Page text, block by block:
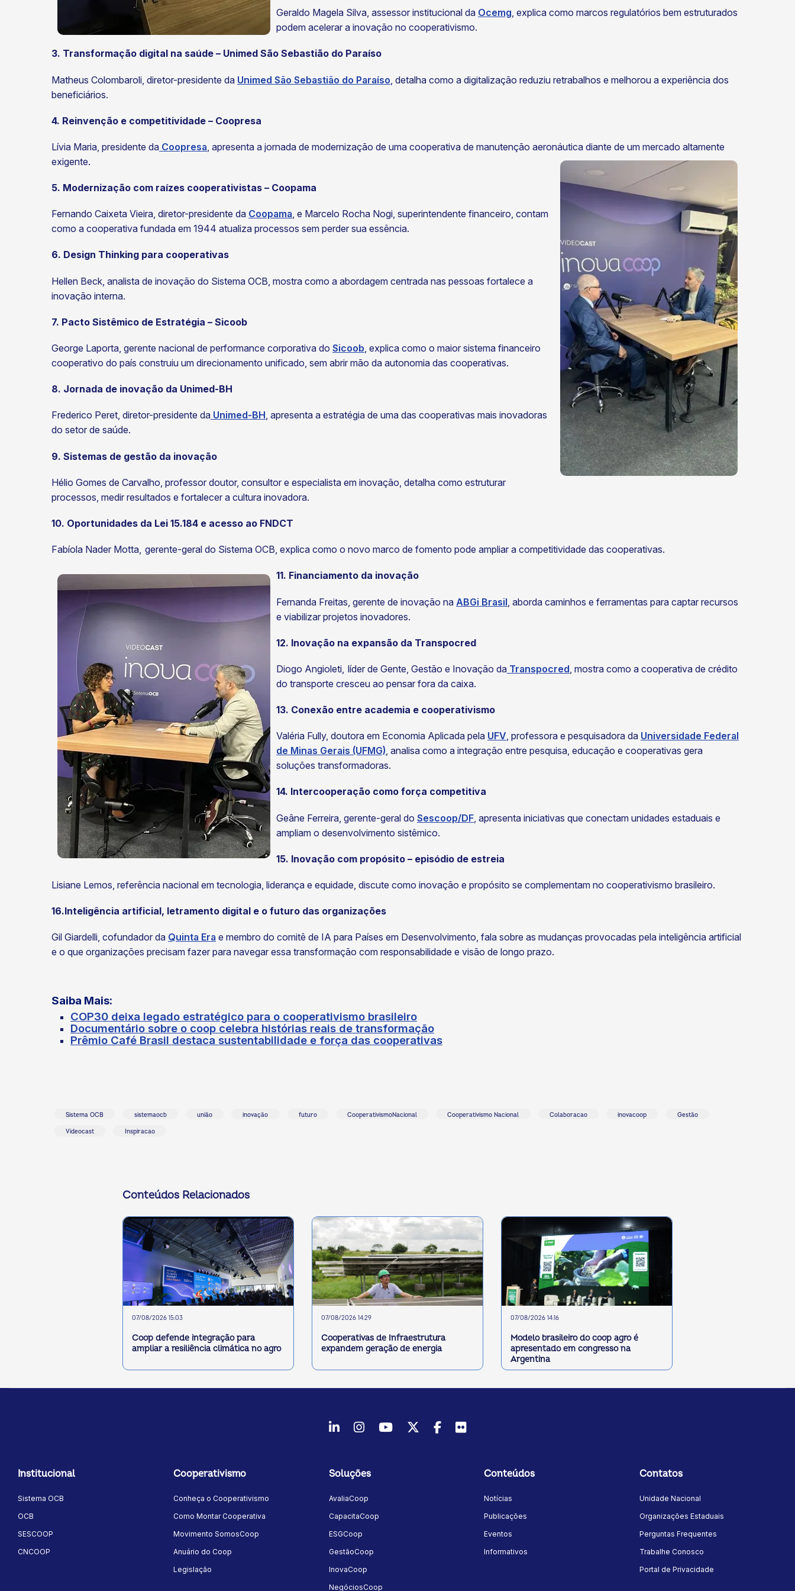
Geraldo Magela Silva, assessor institucional da Ocemg, explica como marcos regulatórios bem estruturados
podem acelerar a inovação no cooperativismo.
3. Transformação digital na saúde – Unimed São Sebastião do Paraíso
Matheus Colombaroli, diretor-presidente da Unimed São Sebastião do Paraíso , detalha como a digitalização reduziu retrabalhos e melhorou a experiência dos
beneficiários.
4. Reinvenção e competitividade – Coopresa
Lívia Maria, presidente da Coopresa , apresenta a jornada de modernização de uma cooperativa de manutenção aeronáutica diante de um mercado altamente
exigente.
5. Modernização com raízes cooperativistas – Coopama
Fernando Caixeta Vieira, diretor-presidente da Coopama, e Marcelo Rocha Nogi, superintendente financeiro, contam
como a cooperativa fundada em 1944 atualiza processos sem perder sua essência.
6. Design Thinking para cooperativas
Hellen Beck, analista de inovação do Sistema OCB, mostra como a abordagem centrada nas pessoas fortalece a
inovação interna.
7. Pacto Sistêmico de Estratégia – Sicoob
George Laporta, gerente nacional de performance corporativa do Sicoob, explica como o maior sistema financeiro
cooperativo do país construiu um direcionamento unificado, sem abrir mão da autonomia das cooperativas.
8. Jornada de inovação da Unimed-BH
Frederico Peret, diretor-presidente da Unimed-BH, apresenta a estratégia de uma das cooperativas mais inovadoras
do setor de saúde.
9. Sistemas de gestão da inovação
Hélio Gomes de Carvalho, professor doutor, consultor e especialista em inovação, detalha como estruturar
processos, medir resultados e fortalecer a cultura inovadora.
10. Oportunidades da Lei 15.184 e acesso ao FNDCT
Fabíola Nader Motta, gerente-geral do Sistema OCB, explica como o novo marco de fomento pode ampliar a competitividade das cooperativas.
11. Financiamento da inovação
Fernanda Freitas, gerente de inovação na ABGi Brasil , aborda caminhos e ferramentas para captar recursos
e viabilizar projetos inovadores.
12. Inovação na expansão da Transpocred
Diogo Angioleti, líder de Gente, Gestão e Inovação da Transpocred , mostra como a cooperativa de crédito
do transporte cresceu ao pensar fora da caixa.
13. Conexão entre academia e cooperativismo
Valéria Fully, doutora em Economia Aplicada pela UFV, professora e pesquisadora da Universidade Federal
de Minas Gerais (UFMG), analisa como a integração entre pesquisa, educação e cooperativas gera
soluções transformadoras.
14. Intercooperação como força competitiva
Geâne Ferreira, gerente-geral do Sescoop/DF , apresenta iniciativas que conectam unidades estaduais e
ampliam o desenvolvimento sistêmico.
15. Inovação com propósito – episódio de estreia
Lisiane Lemos, referência nacional em tecnologia, liderança e equidade, discute como inovação e propósito se complementam no cooperativismo brasileiro.
16.Inteligência artificial, letramento digital e o futuro das organizações
Gil Giardelli, cofundador da Quinta Era e membro do comitê de IA para Países em Desenvolvimento, fala sobre as mudanças provocadas pela inteligência artificial
e o que organizações precisam fazer para navegar essa transformação com responsabilidade e visão de longo prazo.
Saiba Mais:
COP30 deixa legado estratégico para o cooperativismo brasileiro
Documentário sobre o coop celebra histórias reais de transformação
Prêmio Café Brasil destaca sustentabilidade e força das cooperativas
Sistema OCB sistemaocb união inovação futuro CooperativismoNacional Cooperativismo Nacional Colaboracao inovacoop Gestão
Videocast Inspiracao
Conteúdos Relacionados
07/08/2026 15:03
Coop defende integração para
ampliar a resiliência climática no agro
07/08/2026 14:29
Cooperativas de Infraestrutura
expandem geração de energia
07/08/2026 14:16
Modelo brasileiro do coop agro é
apresentado em congresso na
Argentina
LinkedInInstagram
YoutubeTwitter/X
Facebook
Flickr
Institucional
Sistema OCB
OCB
SESCOOP
CNCOOP
Cooperativismo
Conheça o Cooperativismo
Como Montar Cooperativa
Movimento SomosCoop
Anuário do Coop
Legislação
Soluções
AvaliaCoop
CapacitaCoop
ESGCoop
GestãoCoop
InovaCoop
NegóciosCoop
Conteúdos
Notícias
Publicações
Eventos
Informativos
Contatos
Unidade Nacional
Organizações Estaduais
Perguntas Frequentes
Trabalhe Conosco
Portal de Privacidade